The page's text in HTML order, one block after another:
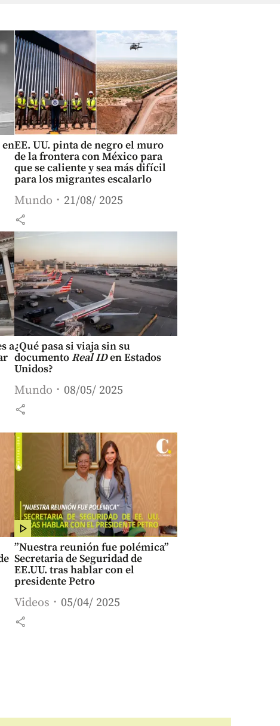
EE. UU. pinta de negro el muro
de la frontera con México para
que se caliente y sea más difícil
para los migrantes escalarlo
Mundo 21/08/ 2025
share
a¿Qué pasa si viaja sin su
documentoReal IDen Estados
Unidos?
Mundo 08/05/ 2025
share
”Nuestra reunión fue polémica”
Secretaria de Seguridad de
EE.UU. tras hablar con el
presidente Petro
Videos 05/04/ 2025
share